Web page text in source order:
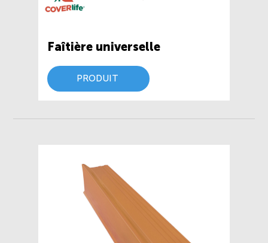
Faîtière universelle
PRODUIT